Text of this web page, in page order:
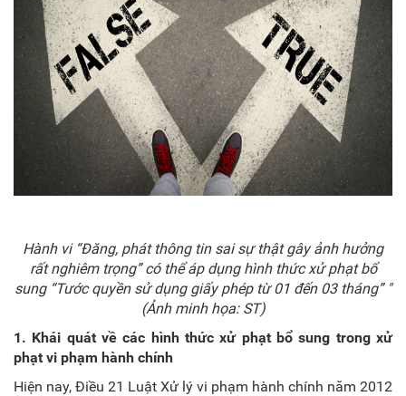
Hành vi “Đăng, phát thông tin sai sự thật gây ảnh hưởng
rất nghiêm trọng” có thể áp dụng hình thức xử phạt bổ
sung “Tước quyền sử dụng giấy phép từ 01 đến 03 tháng” "
(Ảnh minh họa: ST)
1. Khái quát về các hình thức xử phạt bổ sung trong xử
phạt vi phạm hành chính
Hiện nay, Điều 21 Luật Xử lý vi phạm hành chính năm 2012